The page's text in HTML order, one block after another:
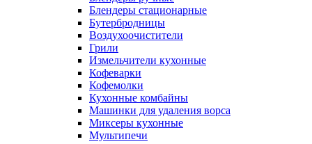
Блендеры стационарные
Бутербродницы
Воздухоочистители
Грили
Измельчители кухонные
Кофеварки
Кофемолки
Кухонные комбайны
Машинки для удаления ворса
Миксеры кухонные
Мультипечи